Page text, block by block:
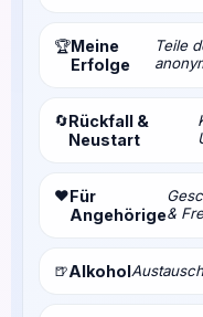
🏆Meine
Erfolge
Teile
🔄Rückfall &
Neustart
❤️Für
Angehörige&
🍺Alkohol